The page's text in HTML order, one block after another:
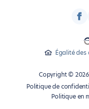
Égalité des
Copyright ©
Politique de
Politique en